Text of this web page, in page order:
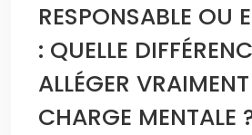
RESPONSABLE OU
: QUELLE
ALLÉGER
CHARGE MENTALE